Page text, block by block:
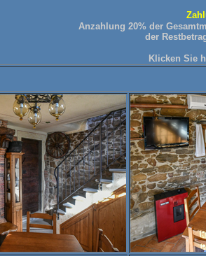
Anzahlung 20% der
der
Klicken Sie